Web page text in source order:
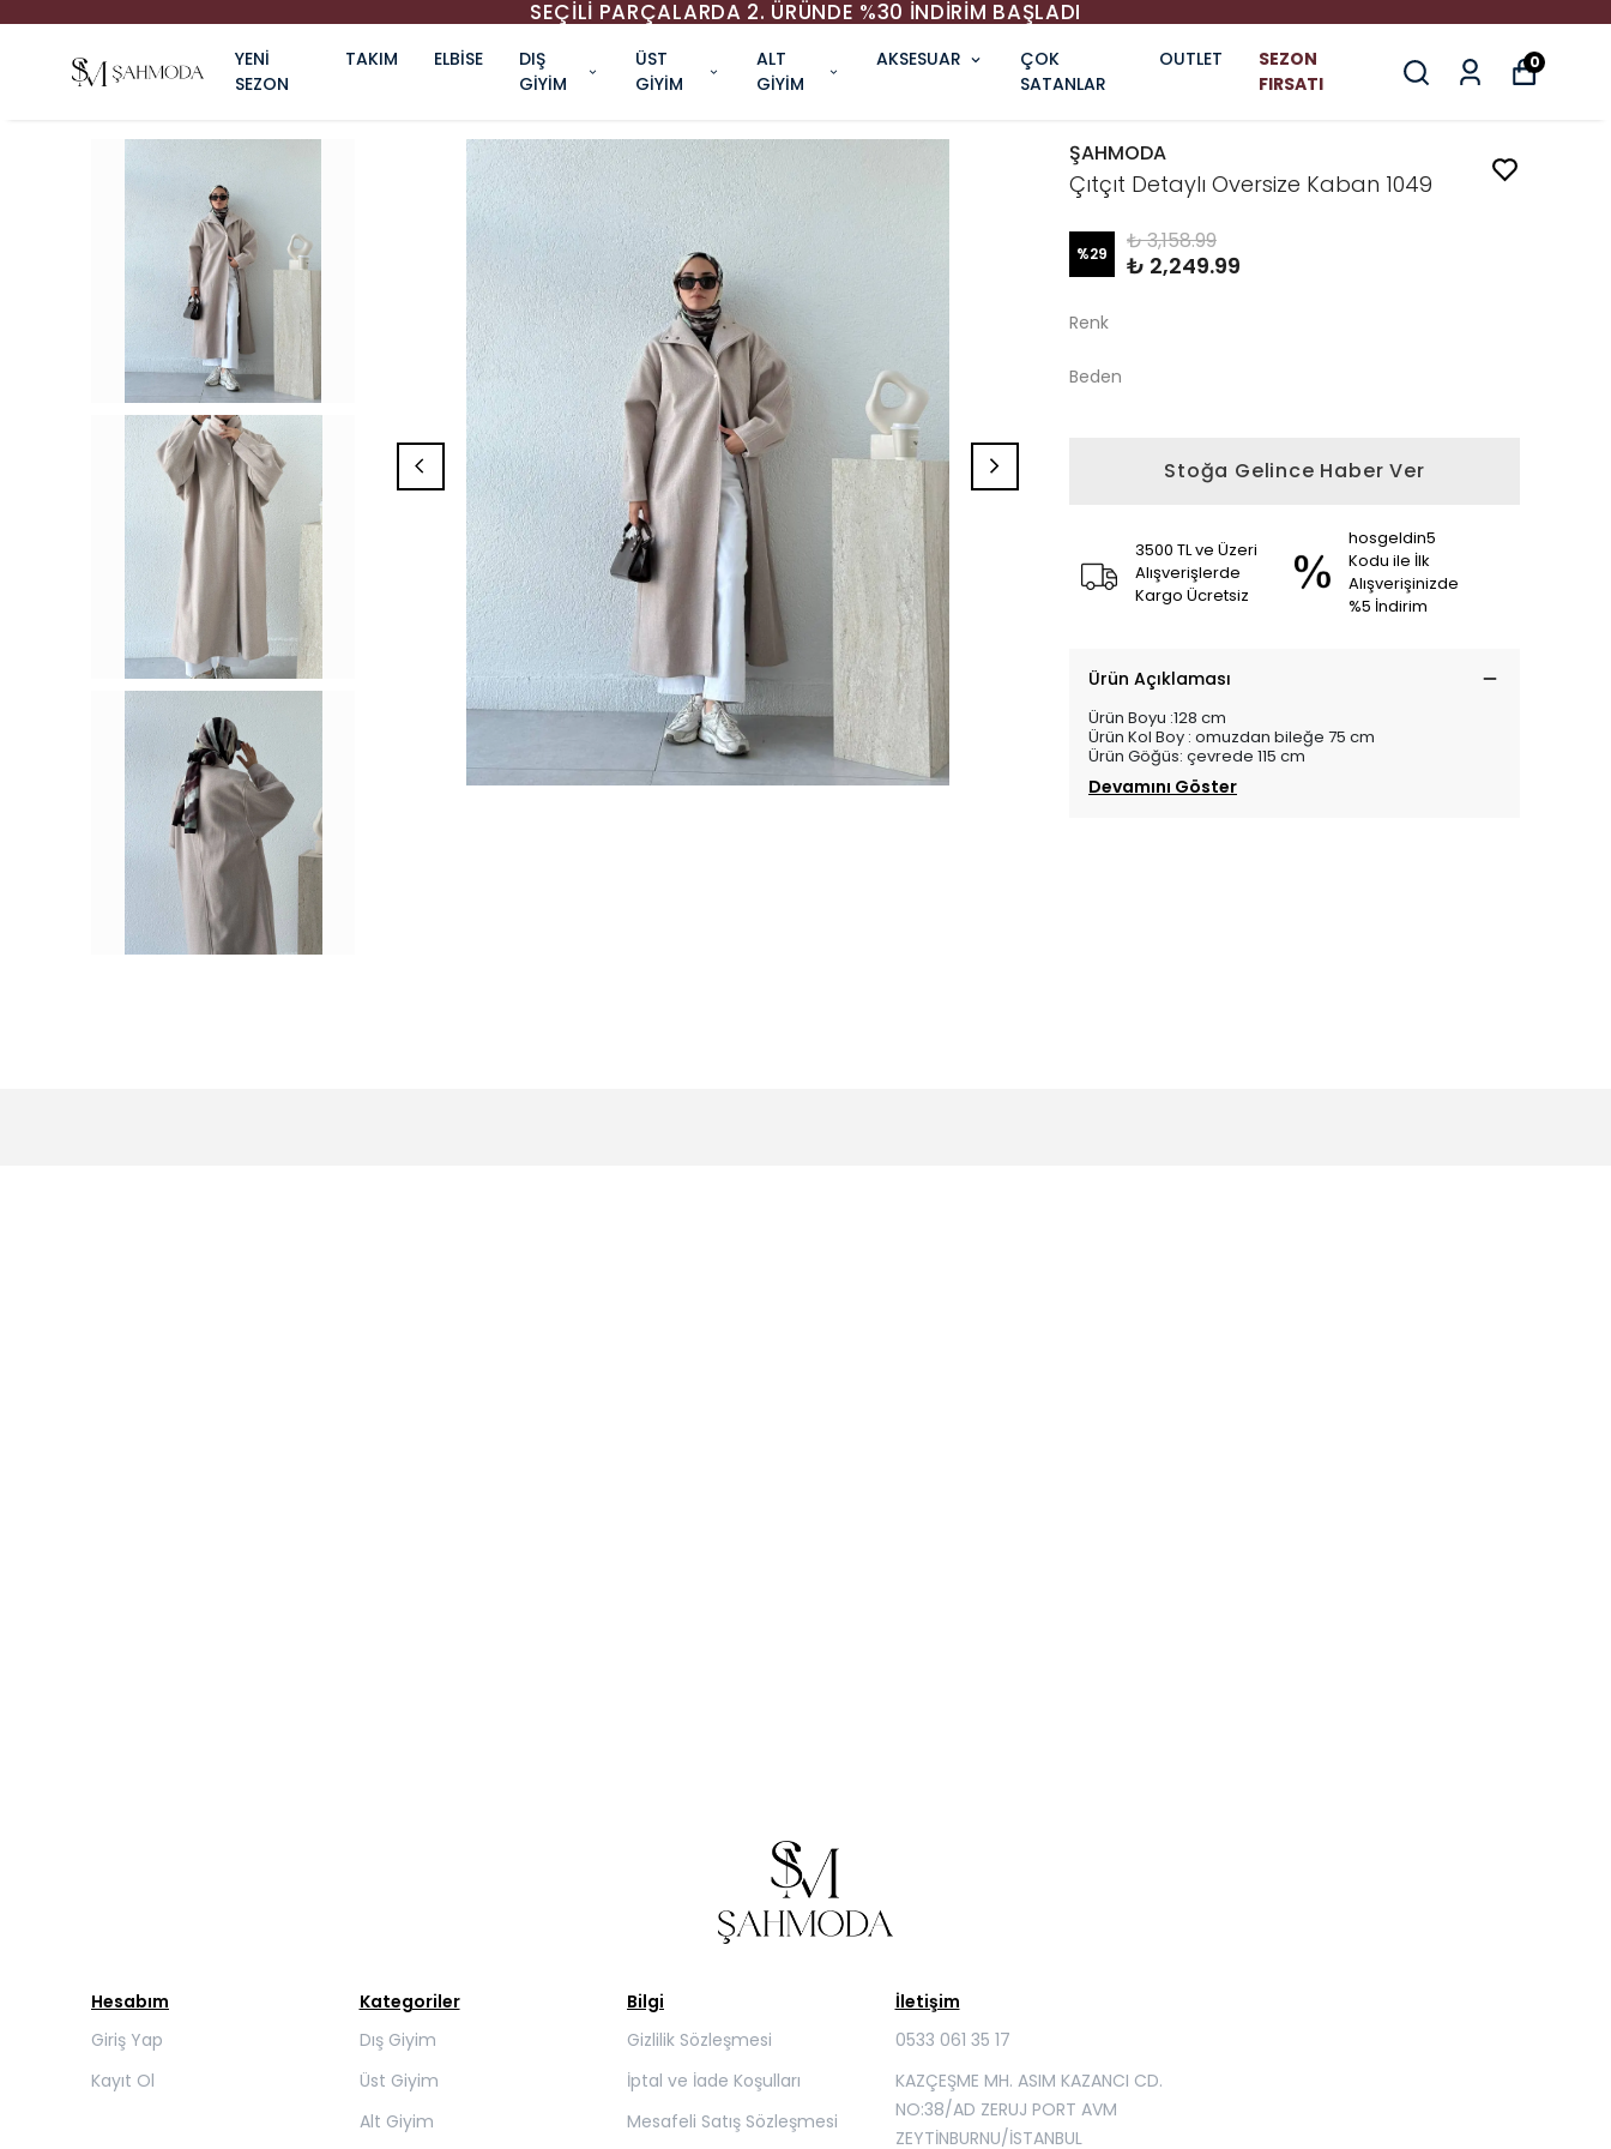
SEÇİLİ PARÇALARDA 2. ÜRÜNDE %30 İNDİRİM BAŞLADI
YENİ
SEZON
TAKIM ELBİSE
DIŞ
GİYİM
ÜST
GİYİM
ALT
GİYİM
AKSESUAR
ÇOK
SATANLAR
OUTLET
SEZON
FIRSATI
0
ŞAHMODA
Çıtçıt Detaylı Oversize Kaban 1049
%29 ₺ 3,158.99
₺ 2,249.99
Renk
Beden
Stoğa Gelince Haber Ver
3500 TL ve Üzeri
Alışverişlerde
Kargo Ücretsiz
hosgeldin5
Kodu ile İlk
Alışverişinizde
%5 İndirim
Ürün Açıklaması
Ürün Boyu :128 cm
Ürün Kol Boy : omuzdan bileğe 75 cm
Ürün Göğüs: çevrede 115 cm
Devamını Göster
Hesabım
Giriş Yap
Kayıt Ol
Kategoriler
Dış Giyim
Üst Giyim
Alt Giyim
Bilgi
Gizlilik Sözleşmesi
İptal ve İade Koşulları
Mesafeli Satış Sözleşmesi
İletişim
0533 061 35 17
KAZÇEŞME MH. ASIM KAZANCI CD.
NO:38/AD ZERUJ PORT AVM
ZEYTİNBURNU/İSTANBUL